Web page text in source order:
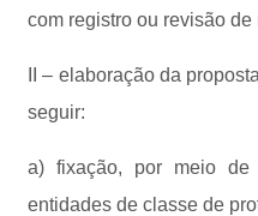
com registro ou revisão de
II – elaboração da
seguir:
a) fixação, por meio de
entidades de classe de